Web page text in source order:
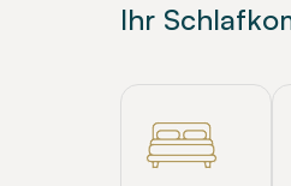
Ihr